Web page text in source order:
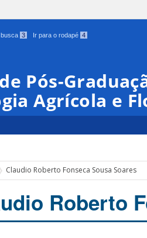
3 Ir para o rodapé 4
Pós-
Agrícola e
Claudio Roberto Fonseca Sousa Soares
Roberto